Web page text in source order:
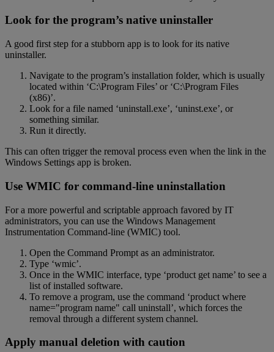
Look for the program’s native uninstaller
A good first step for a stubborn app is to look for its native
uninstaller.
Navigate to the program’s installation folder, which is usually
located within ‘C:\Program Files’ or ‘C:\Program Files
(x86)’.
Look for a file named ‘uninstall.exe’, ‘uninst.exe’, or
something similar.
Run it directly.
This can often trigger the removal process even when the link in the
Windows Settings app is broken.
Use WMIC for command-line uninstallation
For a more powerful and scriptable approach favored by IT
administrators, you can use the Windows Management
Instrumentation Command-line (WMIC) tool.
Open the Command Prompt as an administrator.
Type ‘wmic’.
Once in the WMIC interface, type ‘product get name’ to see a
list of installed software.
To remove a program, use the command ‘product where
name="program name" call uninstall’, which forces the
removal through a different system channel.
Apply manual deletion with caution